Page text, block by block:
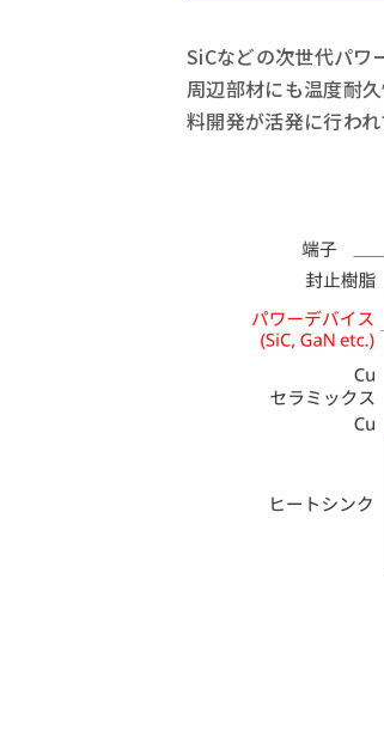
SiCなどの次世代パワ
周辺部材にも温度耐
料開発が活発に行われ